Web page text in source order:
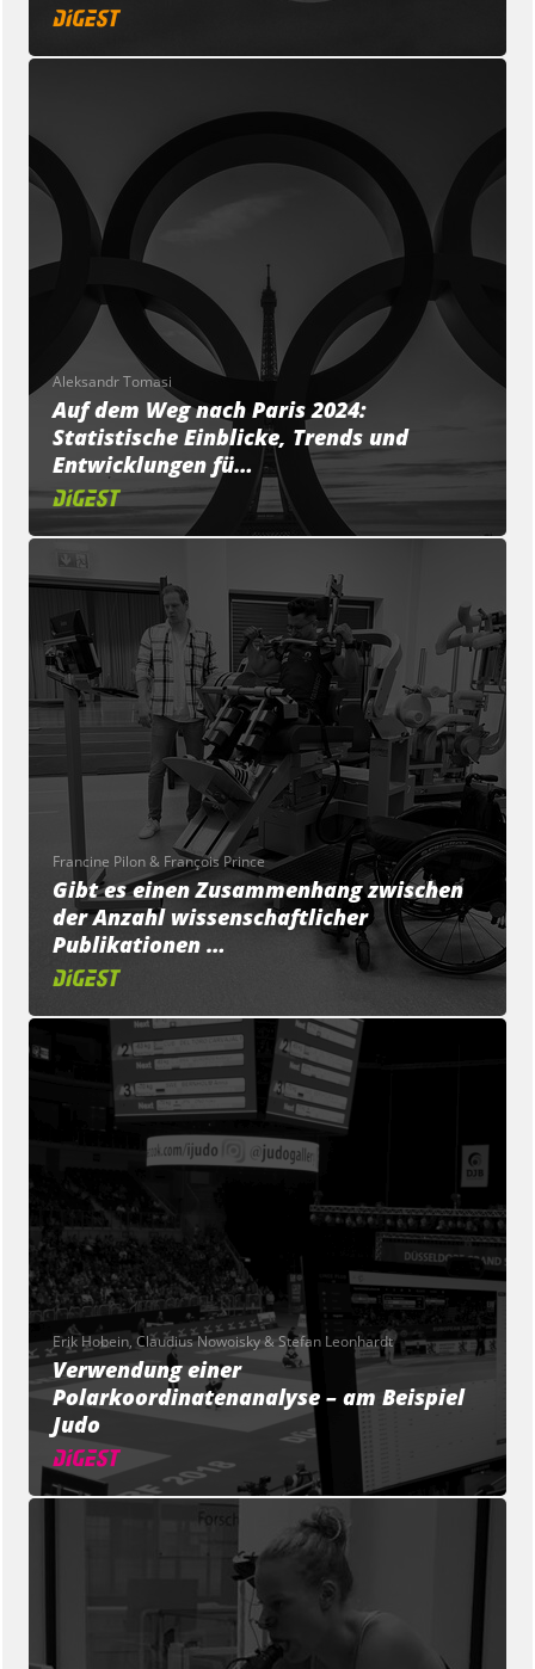
Aleksandr Tomasi
Auf dem Weg nach Paris 2024:
Statistische Einblicke, Trends und
Entwicklungen fü…
Francine Pilon & François Prince
Gibt es einen Zusammenhang zwischen
der Anzahl wissenschaftlicher
Publikationen …
Erik Hobein, Claudius Nowoisky & Stefan Leonhardt
Verwendung einer
Polarkoordinatenanalyse – am Beispiel
Judo